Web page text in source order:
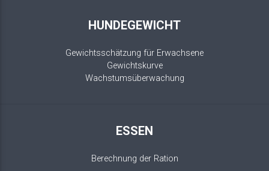
HUNDEGEWICHT
Gewichtsschätzung für Erwachsene
Gewichtskurve
Wachstumsüberwachung
ESSEN
Berechnung der Ration